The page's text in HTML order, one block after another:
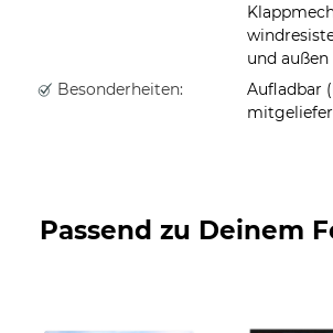
und außen
Besonderheiten:
Aufladbar
Passend zu Deinem